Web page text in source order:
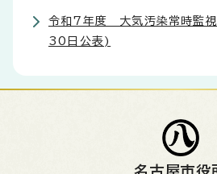
令和7年度 大気汚染常時監
30日公表)
名古屋市役